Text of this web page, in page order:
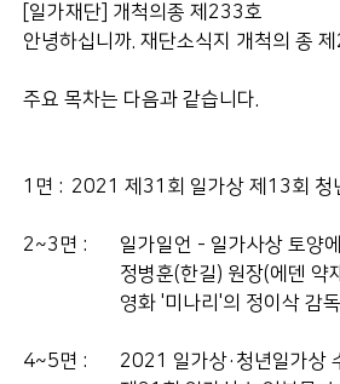
[일가재단] 개척의종 제233호
안녕하십니까. 재단소식지 개척의 종
주요 목차는 다음과 같습니다.
1면 : 	2021 제31회 일가상 제13회
2~3면 : 	일가일언 - 일가사상
정병훈(한길) 원장(에
영화 '미나리'의 정이삭
4~5면 : 	2021 일가상·청년일가